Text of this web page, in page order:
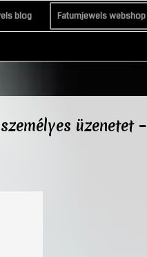
blog Fatumjewels webshop
üzenetet –